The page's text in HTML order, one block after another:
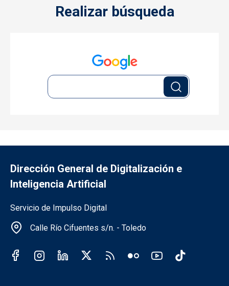
Realizar búsqueda
Dirección General de Digitalización e
Inteligencia Artificial
Información de la institución
Servicio de Impulso Digital
Calle Río Cifuentes s/n. - Toledo
Redes sociales institución